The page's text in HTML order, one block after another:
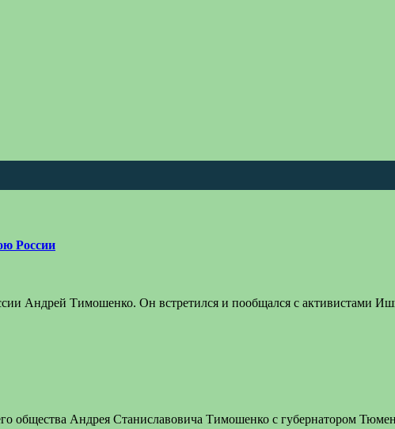
России
Андрей Тимошенко. Он встретился и пообщался с активистами
общества Андрея Станиславовича Тимошенко с губернатором